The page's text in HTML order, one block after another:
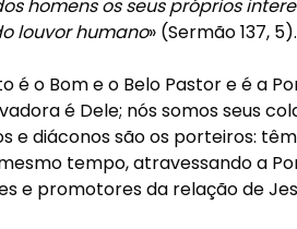
homens os seus próprios
louvor humano» (Sermão 137, 5).
é o Bom e o Belo Pastor e é a
é Dele; nós somos seus
e diáconos são os porteiros:
tempo, atravessando a
e promotores da relação de